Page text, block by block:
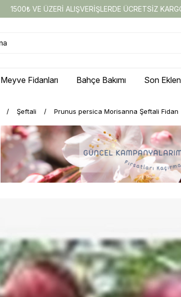
1500₺ VE ÜZERİ ALIŞVERİŞLERDE ÜCRETSİZ
Meyve Fidanları Bahçe Bakımı Son
Şeftali Prunus persica Morisanna Şeftali Fidan